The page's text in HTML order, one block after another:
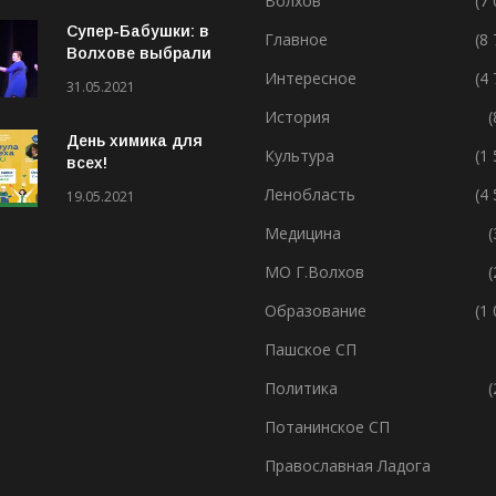
Супер-Бабушки: в
Волхове выбрали
(ВИДЕО)
31.05.2021
День химика для
всех!
19.05.2021
Главное
(8
Интересное
(4
История
Культура
(1
Ленобласть
(4
Медицина
МО Г.Волхов
Образование
(1
Пашское СП
Политика
Потанинское СП
Православная Ладога